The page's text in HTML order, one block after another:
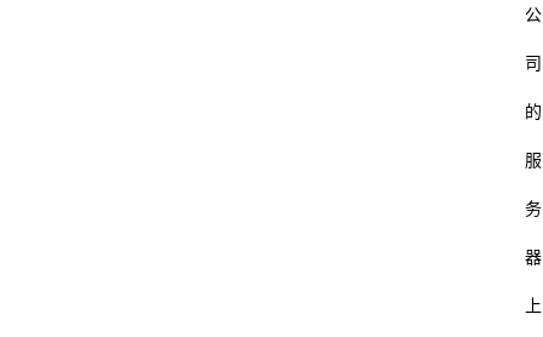
公
司
的
服
务
器
上